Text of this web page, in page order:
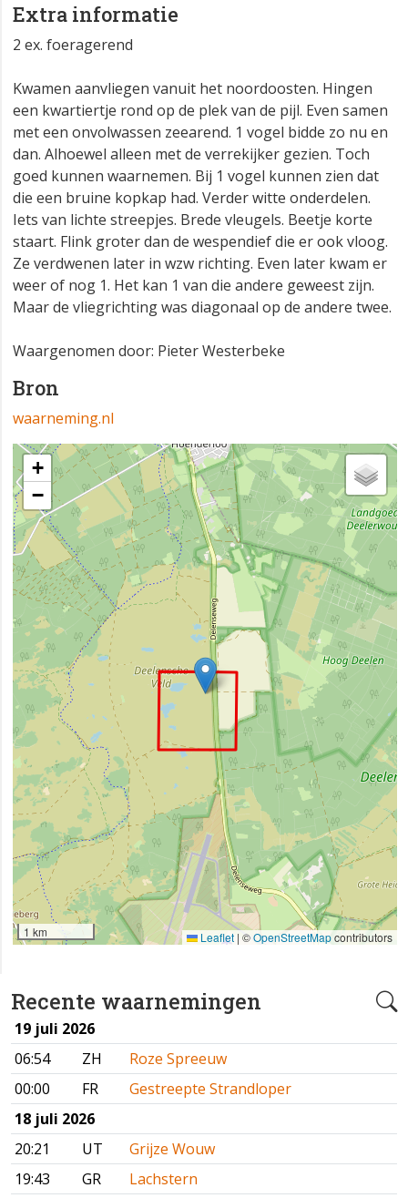
Recente waarnemingen
19 juli 2026
06:54
ZH
Roze Spreeuw
00:00
FR
Gestreepte Strandloper
18 juli 2026
20:21
UT
Grijze Wouw
19:43
GR
Lachstern
Extra informatie
2 ex. foeragerend
Kwamen aanvliegen vanuit het noordoosten. Hingen
een kwartiertje rond op de plek van de pijl. Even samen
met een onvolwassen zeearend. 1 vogel bidde zo nu en
dan. Alhoewel alleen met de verrekijker gezien. Toch
goed kunnen waarnemen. Bij 1 vogel kunnen zien dat
die een bruine kopkap had. Verder witte onderdelen.
Iets van lichte streepjes. Brede vleugels. Beetje korte
staart. Flink groter dan de wespendief die er ook vloog.
Ze verdwenen later in wzw richting. Even later kwam er
weer of nog 1. Het kan 1 van die andere geweest zijn.
Maar de vliegrichting was diagonaal op de andere twee.
Waargenomen door: Pieter Westerbeke
Bron
waarneming.nl
+
−
1 km Leaflet | ©OpenStreetMapcontributors